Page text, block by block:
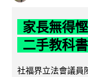
家長無得
二手教科
社福界立法會議員